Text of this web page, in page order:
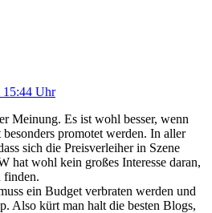
15:44 Uhr
Meinung. Es ist wohl besser, wenn
promotet werden. In aller
sich die Preisverleiher in Szene
hat wohl kein großes Interesse daran,
finden.
ein Budget verbraten werden und
Also kürt man halt die besten Blogs,